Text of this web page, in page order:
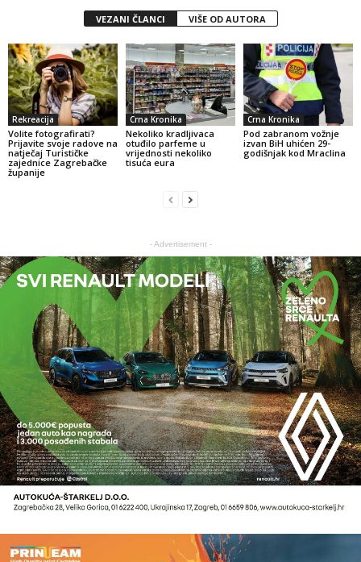
VEZANI ČLANCI VIŠE OD AUTORA
Rekreacija
Volite fotografirati?
Prijavite svoje radove na
natječaj Turističke
zajednice Zagrebačke
županije
Crna Kronika
Nekoliko kradljivaca
otuđilo parfeme u
vrijednosti nekoliko
tisuća eura
Crna Kronika
Pod zabranom vožnje
izvan BiH uhićen 29-
godišnjak kod Mraclina
- Advertisement -